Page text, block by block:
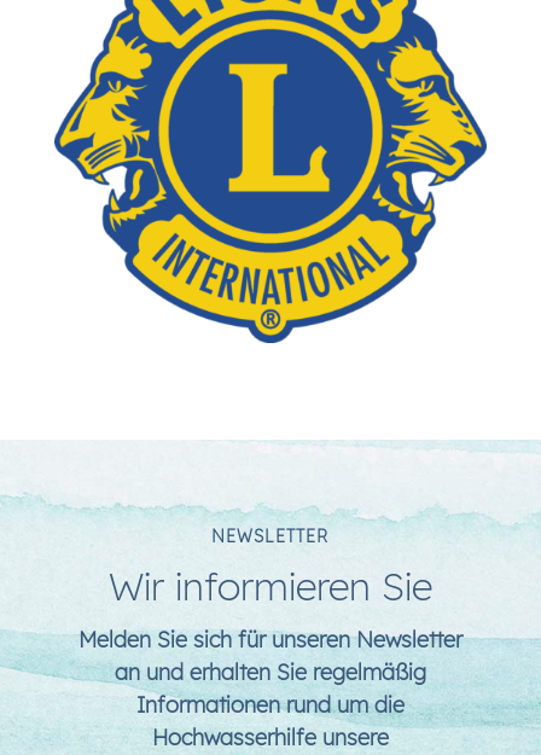
NEWSLETTER
Wir informieren Sie
Melden Sie sich für unseren Newsletter
an und erhalten Sie regelmäßig
Informationen rund um die
Hochwasserhilfe unsere